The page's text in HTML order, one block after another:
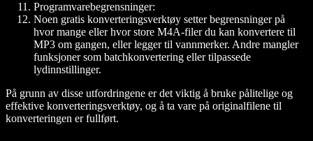
Programvarebegrensninger:
Noen gratis konverteringsverktøy setter begrensninger på
hvor mange eller hvor store M4A-filer du kan konvertere til
MP3 om gangen, eller legger til vannmerker. Andre mangler
funksjoner som batchkonvertering eller tilpassede
lydinnstillinger.
På grunn av disse utfordringene er det viktig å bruke pålitelige og
effektive konverteringsverktøy, og å ta vare på originalfilene til
konverteringen er fullført.